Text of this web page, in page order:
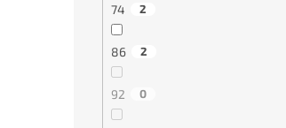
74 2
86 2
92 0